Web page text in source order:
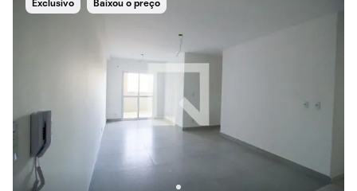
Exclusivo Baixou o preço